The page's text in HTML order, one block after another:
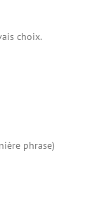
choix.
phrase)